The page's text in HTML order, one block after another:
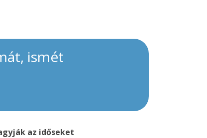
ismét
az időseket